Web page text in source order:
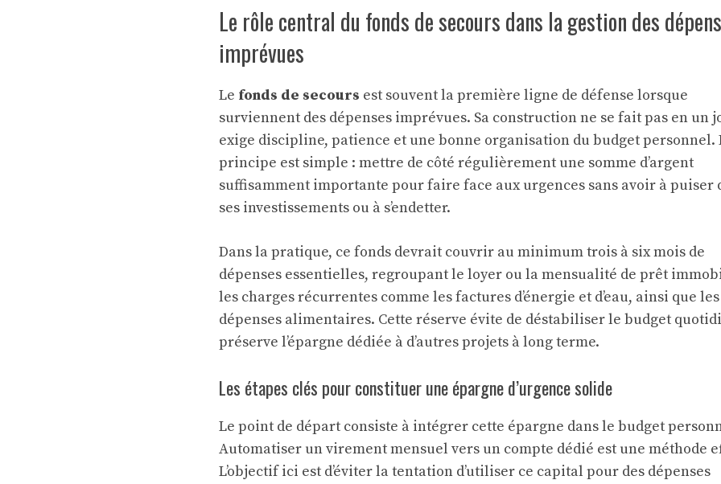
Le rôle central du fonds de secours dans la gestion des
imprévues
Le fonds de secours est souvent la première ligne de défense lorsque
surviennent des dépenses imprévues. Sa construction ne se fait pas en un
exige discipline, patience et une bonne organisation du budget personnel.
principe est simple : mettre de côté régulièrement une somme d’argent
suffisamment importante pour faire face aux urgences sans avoir à puiser
ses investissements ou à s’endetter.
Dans la pratique, ce fonds devrait couvrir au minimum trois à six mois de
dépenses essentielles, regroupant le loyer ou la mensualité de prêt
les charges récurrentes comme les factures d’énergie et d’eau, ainsi que les
dépenses alimentaires. Cette réserve évite de déstabiliser le budget
préserve l’épargne dédiée à d’autres projets à long terme.
Les étapes clés pour constituer une épargne d’urgence solide
Le point de départ consiste à intégrer cette épargne dans le budget
Automatiser un virement mensuel vers un compte dédié est une méthode
L’objectif ici est d’éviter la tentation d’utiliser ce capital pour des dépenses